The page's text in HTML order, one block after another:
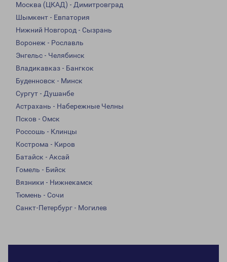
Москва (ЦКАД) - Димитровград
Шымкент - Евпатория
Нижний Новгород - Сызрань
Воронеж - Рославль
Энгельс - Челябинск
Владикавказ - Бангкок
Буденновск - Минск
Сургут - Душанбе
Астрахань - Набережные Челны
Псков - Омск
Россошь - Клинцы
Кострома - Киров
Батайск - Аксай
Гомель - Бийск
Вязники - Нижнекамск
Тюмень - Сочи
Санкт-Петербург - Могилев